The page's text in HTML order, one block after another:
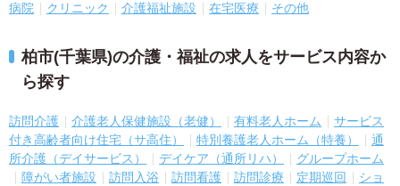
病院 クリニック 介護福祉施設 在宅医療 その他
柏市(千葉県)の介護・福祉の求人をサービス内容か
ら探す
訪問介護 介護老人保健施設（老健） 有料老人ホーム
サービス
付き高齢者向け住宅（サ高住）
特別養護老人ホーム（特養）
通
所介護（デイサービス）
デイケア（通所リハ）
グループホーム
障がい者施設
訪問入浴 訪問看護 訪問診療 定期巡回
ショ